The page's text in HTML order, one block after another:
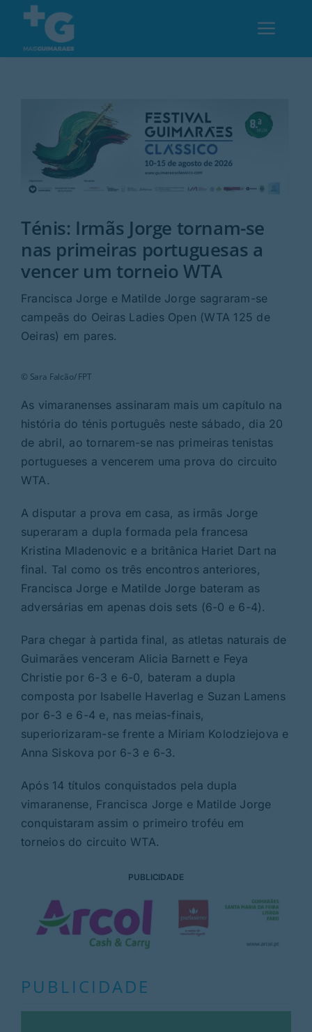
content
Desporto
Opinião
Região
Rubricas
Revista
Search
For:
Ténis: Irmãs Jorge tornam-se
nas primeiras portuguesas a
vencer um torneio WTA
Francisca Jorge e Matilde Jorge sagraram-se
campeãs do Oeiras Ladies Open (WTA 125 de
Oeiras) em pares.
© Sara Falcão/ FPT
As vimaranenses assinaram mais um capítulo na
história do ténis português neste sábado, dia 20
de abril, ao tornarem-se nas primeiras tenistas
portugueses a vencerem uma prova do circuito
WTA.
A disputar a prova em casa, as irmãs Jorge
superaram a dupla formada pela francesa
Kristina Mladenovic e a britânica Hariet Dart na
final. Tal como os três encontros anteriores,
Francisca Jorge e Matilde Jorge bateram as
adversárias em apenas dois sets (6-0 e 6-4).
Para chegar à partida final, as atletas naturais de
Guimarães venceram Alicia Barnett e Feya
Christie por 6-3 e 6-0, bateram a dupla
composta por Isabelle Haverlag e Suzan Lamens
por 6-3 e 6-4 e, nas meias-finais,
superiorizaram-se frente a Miriam Kolodziejova e
Anna Siskova por 6-3 e 6-3.
Após 14 títulos conquistados pela dupla
vimaranense, Francisca Jorge e Matilde Jorge
conquistaram assim o primeiro troféu em
torneios do circuito WTA.
PUBLICIDADE
PUBLICIDADE